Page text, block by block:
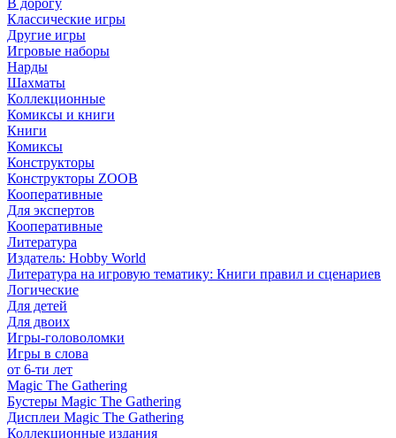
В дорогу
Классические игры
Другие игры
Игровые наборы
Нарды
Шахматы
Коллекционные
Комиксы и книги
Книги
Комиксы
Конструкторы
Конструкторы ZOOB
Кооперативные
Для экспертов
Кооперативные
Литература
Издатель: Hobby World
Литература на игровую тематику: Книги правил и сценариев
Логические
Для детей
Для двоих
Игры-головоломки
Игры в слова
от 6-ти лет
Magic The Gathering
Бустеры Magic The Gathering
Дисплеи Magic The Gathering
Коллекционные издания